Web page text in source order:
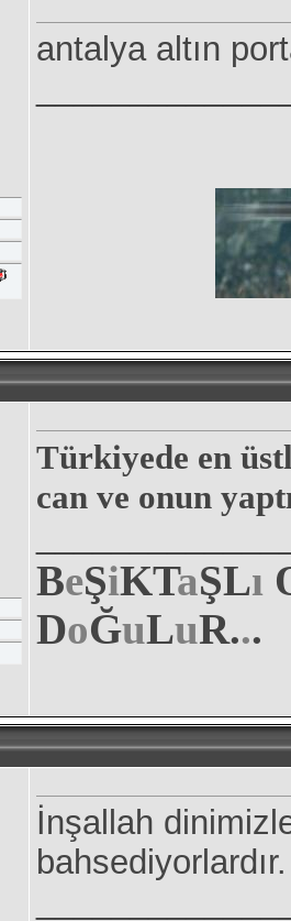
antalya altın
Türkiyede en
can ve onun
BeŞiKTaŞLı
DoĞuLuR...
İnşallah
bahsediyorlardır.